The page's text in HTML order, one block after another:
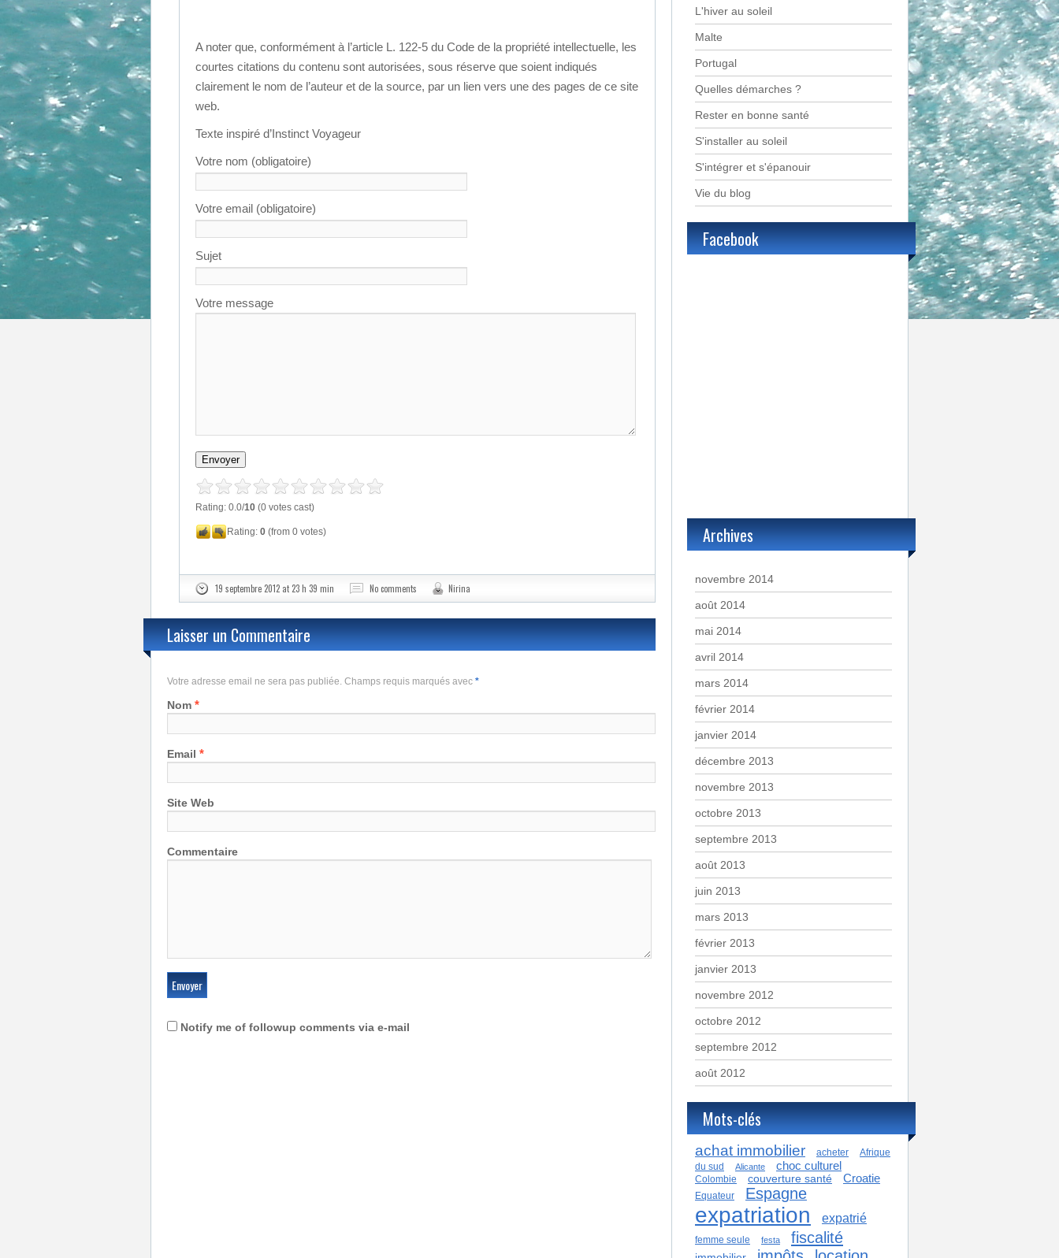
A noter que, conformément à l’article L. 122-5 du Code de la propriété intellectuelle, les
courtes citations du contenu sont autorisées, sous réserve que soient indiqués
clairement le nom de l’auteur et de la source, par un lien vers une des pages de ce site
web.
Texte inspiré d’Instinct Voyageur
Votre nom (obligatoire)
Votre email (obligatoire)
Sujet
Votre message
Rating: 0.0/10 (0 votes cast)
Rating: 0 (from 0 votes)
19 septembre 2012 at 23 h 39 min No comments Nirina
Laisser un Commentaire
Votre adresse email ne sera pas publiée. Champs requis marqués avec *
Nom *
Email *
Site Web
Commentaire
Notify me of followup comments via e-mail
L'hiver au soleil
Malte
Portugal
Quelles démarches ?
Rester en bonne santé
S'installer au soleil
S'intégrer et s'épanouir
Vie du blog
Facebook
Archives
novembre 2014
août 2014
mai 2014
avril 2014
mars 2014
février 2014
janvier 2014
décembre 2013
novembre 2013
octobre 2013
septembre 2013
août 2013
juin 2013
mars 2013
février 2013
janvier 2013
novembre 2012
octobre 2012
septembre 2012
août 2012
Mots-clés
achat immobilier acheter
Afrique
du sud
Alicante choc culturel
Colombie couverture santé Croatie
Equateur Espagne
expatriation expatrié
femme seule festa fiscalité